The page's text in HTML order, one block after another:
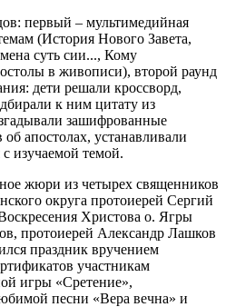
первый – мультимедийная
(История Нового Завета,
суть сии..., Кому
в живописи), второй раунд
дети решали кроссворд,
к ним цитату из
зашифрованные
апостолах, устанавливали
с изучаемой темой.
жюри из четырех священников
округа протоиерей Сергий
Христова о. Ягры
протоиерей Александр Лашков
праздник вручением
участникам
игры «Сретение»,
песни «Вера вечна» и